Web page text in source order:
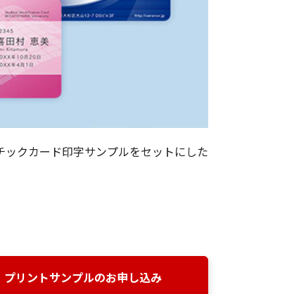
クカード印字サンプルをセットにした
プリントサンプルのお申し込み